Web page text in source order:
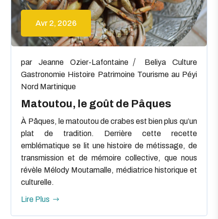
Avr 2, 2026
Matoutou, le goût de Pâques
parJeanne Ozier-Lafontaine Beliya
Culture
Gastronomie Histoire Patrimoine Tourisme au Péyi
Nord Martinique
À Pâques, le matoutou de crabes est bien plus qu’un
plat de tradition. Derrière cette recette
emblématique se lit une histoire de métissage, de
transmission et de mémoire collective, que nous
révèle Mélody Moutamalle, médiatrice historique et
culturelle.
Lire Plus